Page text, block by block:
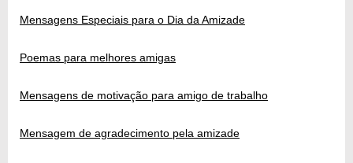
Mensagens Especiais para o Dia da Amizade
Poemas para melhores amigas
Mensagens de motivação para amigo de trabalho
Mensagem de agradecimento pela amizade